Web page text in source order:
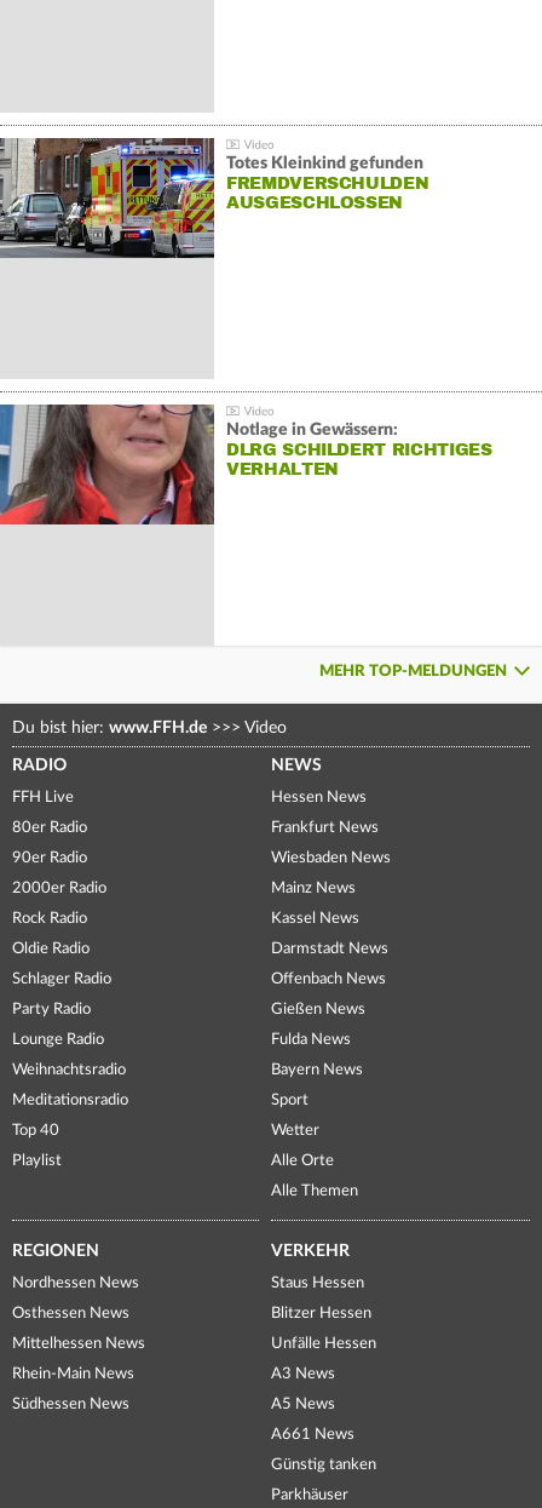
Totes Kleinkind gefunden
FREMDVERSCHULDEN
AUSGESCHLOSSEN
Notlage in Gewässern:
DLRG SCHILDERT RICHTIGES
VERHALTEN
MEHR TOP-MELDUNGEN
Du bist hier: www.FFH.de >>> Video
RADIO
FFH Live
80er Radio
90er Radio
2000er Radio
Rock Radio
Oldie Radio
Schlager Radio
Party Radio
Lounge Radio
Weihnachtsradio
Meditationsradio
Top 40
Playlist
NEWS
Hessen News
Frankfurt News
Wiesbaden News
Mainz News
Kassel News
Darmstadt News
Offenbach News
Gießen News
Fulda News
Bayern News
Sport
Wetter
Alle Orte
Alle Themen
REGIONEN
Nordhessen News
Osthessen News
Mittelhessen News
Rhein-Main News
Südhessen News
VERKEHR
Staus Hessen
Blitzer Hessen
Unfälle Hessen
A3 News
A5 News
A661 News
Günstig tanken
Parkhäuser